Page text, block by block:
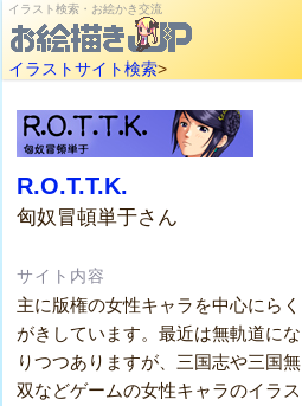
イラスト検索・お絵かき交流
イラストサイト検索>
R.O.T.T.K.
匈奴冒頓単于さん
サイト内容
主に版権の女性キャラを中心にらく
がきしています。最近は無軌道にな
りつつありますが、三国志や三国無
双などゲームの女性キャラのイラス